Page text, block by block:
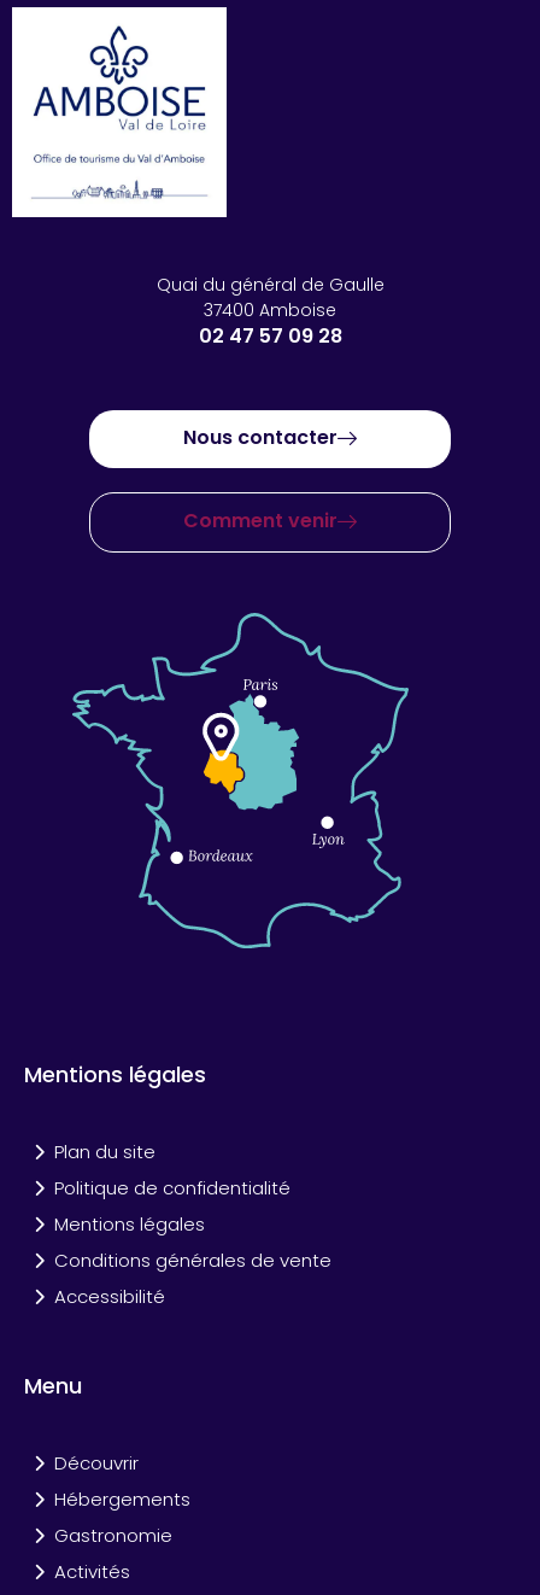
Quai du général de Gaulle
37400 Amboise
02 47 57 09 28
Nous contacter
Comment venir
Mentions légales
Plan du site
Politique de confidentialité
Mentions légales
Conditions générales de vente
Accessibilité
Menu
Découvrir
Hébergements
Gastronomie
Activités